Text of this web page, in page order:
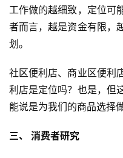
工作做的越细致，定位可
者而言，越是资金有限，
划。
社区便利店、商业区便利
利店是定位吗？也是，但
能说是为我们的商品选择
三、 消费者研究